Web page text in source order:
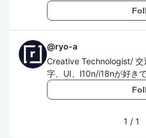
@ryo-a
Creative Technologist/ 交
字、UI、l10n/i18nが好きで
1 / 1